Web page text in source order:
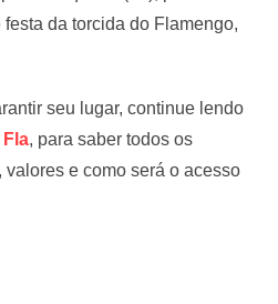
da torcida do Flamengo,
seu lugar, continue lendo
, para saber todos os
e como será o acesso